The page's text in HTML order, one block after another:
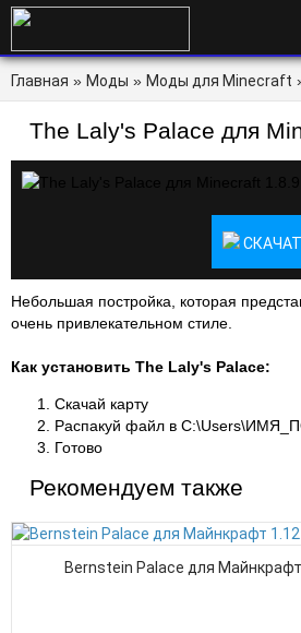
Главная » Моды » Моды для Minecraft
The Laly's Palace для
Небольшая постройка, которая
очень привлекательном стиле.
Как установить The Laly's Palace:
Скачай карту
Распакуй файл в
Готово
Рекомендуем также
Bernstein Palace для